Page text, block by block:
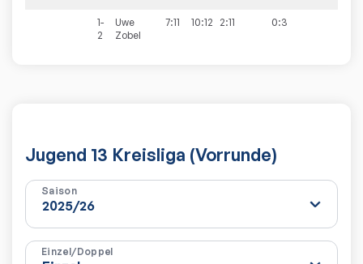
1-
2
Uwe
Zobel
7:11 10:12 2:11 0:3
Jugend 13 Kreisliga (Vorrunde)
Saison
Einzel/Doppel